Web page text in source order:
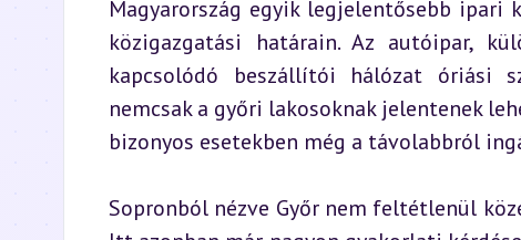
Magyarország egyik legjelentősebb
közigazgatási határain. Az autóipar,
kapcsolódó beszállítói hálózat óriási
nemcsak a győri lakosoknak jelentenek
bizonyos esetekben még a távolabbról
Sopronból nézve Győr nem feltétlenül